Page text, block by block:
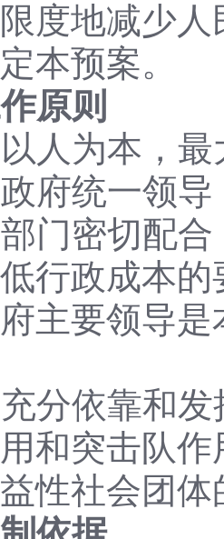
度地减少
本预案。
原则
人为本，最
府统一领导
门密切配合
行政成本
主要领导
分依靠和发
和突击队
性社会团体